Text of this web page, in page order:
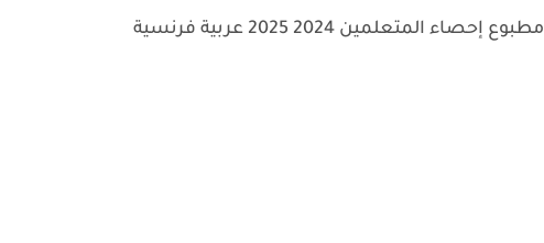
مطبوع إحصاء المتعلمين 2024 2025 عربية فرنسية